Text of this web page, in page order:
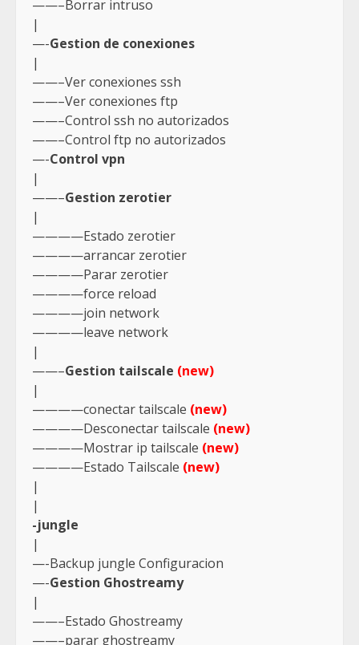
——–Borrar intruso
|
—-Gestion de conexiones
|
——–Ver conexiones ssh
——–Ver conexiones ftp
——–Control ssh no autorizados
——–Control ftp no autorizados
—-Control vpn
|
——–Gestion zerotier
|
————Estado zerotier
————arrancar zerotier
————Parar zerotier
————force reload
————join network
————leave network
|
——–Gestion tailscale (new)
|
————conectar tailscale (new)
————Desconectar tailscale (new)
————Mostrar ip tailscale (new)
————Estado Tailscale (new)
|
|
-jungle
|
—-Backup jungle Configuracion
—-Gestion Ghostreamy
|
——–Estado Ghostreamy
——–parar ghostreamy